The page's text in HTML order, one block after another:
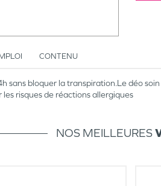
CONTENU
bloquer la transpiration.Le déo
les risques de réactions allergiques
NOS MEILLEURES